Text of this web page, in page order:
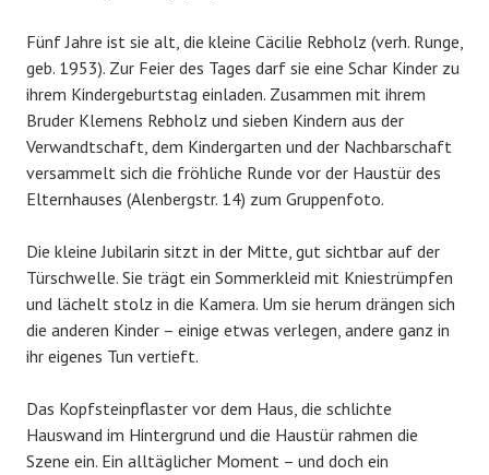
Fünf Jahre ist sie alt, die kleine Cäcilie Rebholz (verh. Runge,
geb. 1953). Zur Feier des Tages darf sie eine Schar Kinder zu
ihrem Kindergeburtstag einladen. Zusammen mit ihrem
Bruder Klemens Rebholz und sieben Kindern aus der
Verwandtschaft, dem Kindergarten und der Nachbarschaft
versammelt sich die fröhliche Runde vor der Haustür des
Elternhauses (Alenbergstr. 14) zum Gruppenfoto.
Die kleine Jubilarin sitzt in der Mitte, gut sichtbar auf der
Türschwelle. Sie trägt ein Sommerkleid mit Kniestrümpfen
und lächelt stolz in die Kamera. Um sie herum drängen sich
die anderen Kinder – einige etwas verlegen, andere ganz in
ihr eigenes Tun vertieft.
Das Kopfsteinpflaster vor dem Haus, die schlichte
Hauswand im Hintergrund und die Haustür rahmen die
Szene ein. Ein alltäglicher Moment – und doch ein